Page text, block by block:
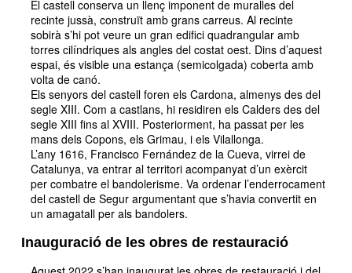
El castell conserva un llenç imponent de muralles del
recinte jussà, construït amb grans carreus. Al recinte
sobirà s’hi pot veure un gran edifici quadrangular amb
torres cilíndriques als angles del costat oest. Dins d’aquest
espai, és visible una estança (semicolgada) coberta amb
volta de canó.
Els senyors del castell foren els Cardona, almenys des del
segle XIII. Com a castlans, hi residiren els Calders des del
segle XIII fins al XVIII. Posteriorment, ha passat per les
mans dels Copons, els Grimau, i els Vilallonga.
L’any 1616, Francisco Fernández de la Cueva, virrei de
Catalunya, va entrar al territori acompanyat d’un exèrcit
per combatre el bandolerisme. Va ordenar l’enderrocament
del castell de Segur argumentant que s’havia convertit en
un amagatall per als bandolers.
Inauguració de les obres de restauració